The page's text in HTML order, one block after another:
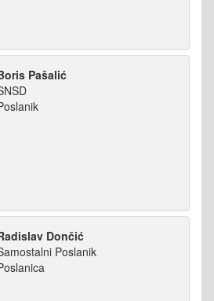
Pašalić
Dončić
Poslanik